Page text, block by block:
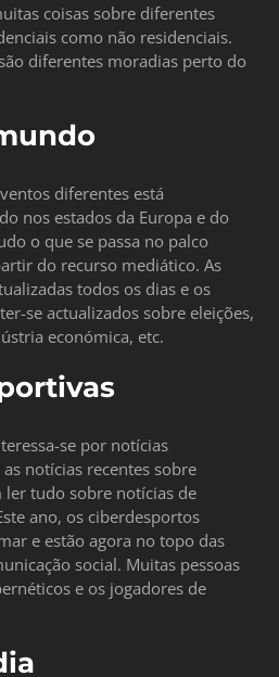
coisas sobre diferentes
como não residenciais.
diferentes moradias perto do
diferentes está
nos estados da Europa e do
o que se passa no palco
do recurso mediático. As
todos os dias e os
se actualizados sobre eleições,
económica, etc.
se por notícias
notícias recentes sobre
tudo sobre notícias de
ano, os ciberdesportos
e estão agora no topo das
social. Muitas pessoas
e os jogadores de